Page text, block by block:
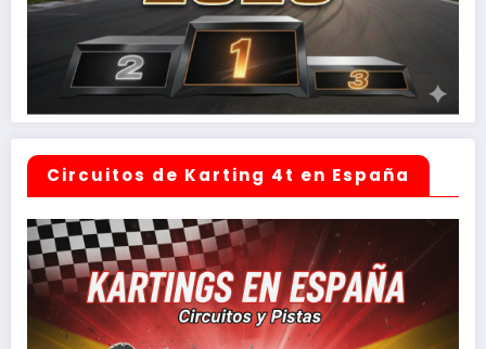
Circuitos de Karting 4t en España